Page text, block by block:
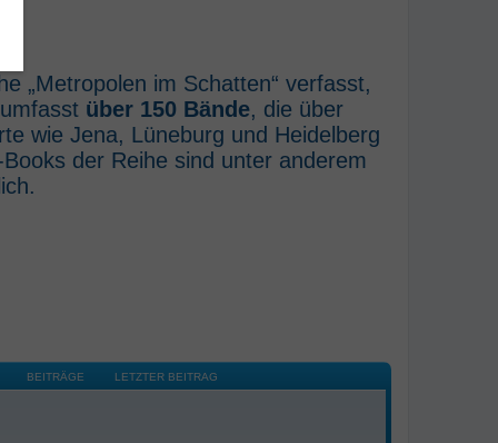
„Metropolen im Schatten“ verfasst,
über 150 Bände, die über
wie Jena, Lüneburg und Heidelberg
der Reihe sind unter anderem
BEITRÄGE LETZTER BEITRAG